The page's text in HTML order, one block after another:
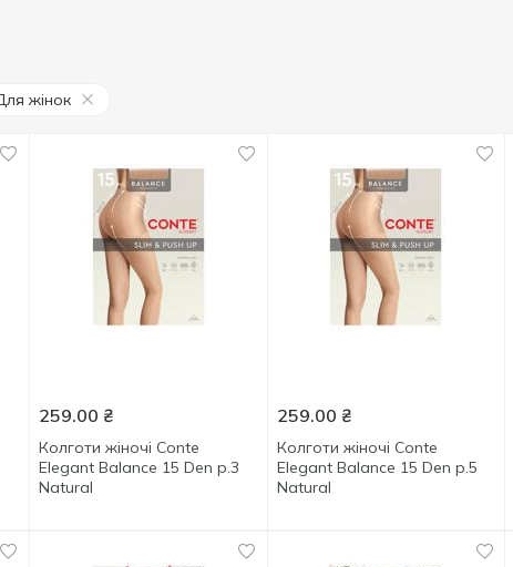
жінок
259.00 ₴
Колготи жіночі Conte
Elegant Balance 15 Den р.3
Natural
259.00 ₴
Колготи жіночі Conte
Elegant Balance 15 Den р.5
Natural